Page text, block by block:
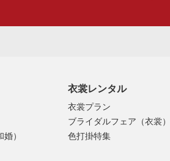
）
衣裳レンタル
衣裳プラン
ブライダルフェア（衣裳）
色打掛特集